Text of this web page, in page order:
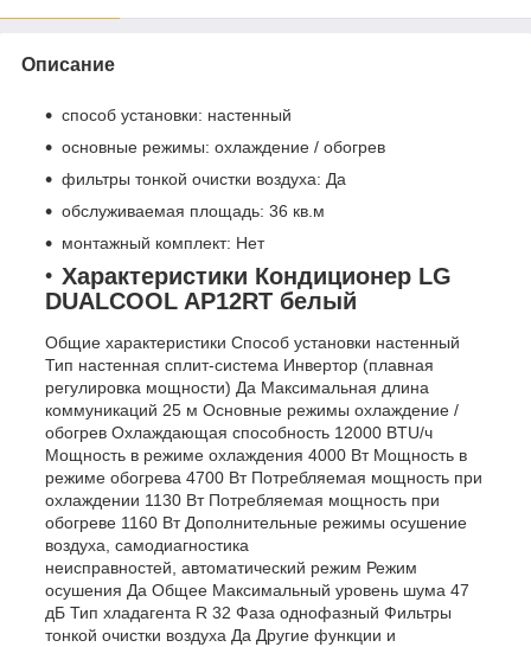
Описание
способ установки: настенный
основные режимы: охлаждение / обогрев
фильтры тонкой очистки воздуха: Да
обслуживаемая площадь: 36 кв.м
монтажный комплект: Нет
Характеристики Кондиционер LG
DUALCOOL AP12RT белый
Общие характеристики Способ установки настенный
Тип настенная сплит-система Инвертор (плавная
регулировка мощности) Да Максимальная длина
коммуникаций 25 м Основные режимы охлаждение /
обогрев Охлаждающая способность 12000 BTU/ч
Мощность в режиме охлаждения 4000 Вт Мощность в
режиме обогрева 4700 Вт Потребляемая мощность при
охлаждении 1130 Вт Потребляемая мощность при
обогреве 1160 Вт Дополнительные режимы осушение
воздуха, самодиагностика
неисправностей, автоматический режим Режим
осушения Да Общее Максимальный уровень шума 47
дБ Тип хладагента R 32 Фаза однофазный Фильтры
тонкой очистки воздуха Да Другие функции и